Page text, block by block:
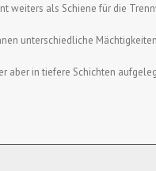
weiters als Schiene für die
unterschiedliche
aber in tiefere Schichten